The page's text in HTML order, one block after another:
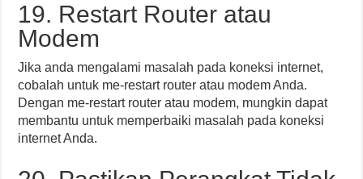
19. Restart Router atau
Modem
Jika anda mengalami masalah pada koneksi internet,
cobalah untuk me-restart router atau modem Anda.
Dengan me-restart router atau modem, mungkin dapat
membantu untuk memperbaiki masalah pada koneksi
internet Anda.